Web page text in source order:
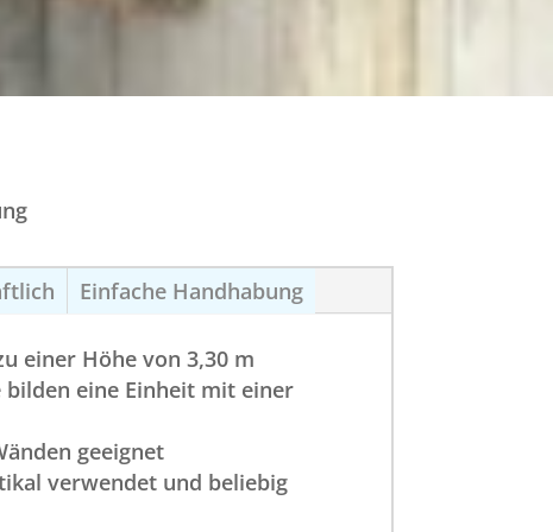
Einfache Handhabung
einer Höhe von 3,30 m
eine Einheit mit einer
geeignet
verwendet und beliebig